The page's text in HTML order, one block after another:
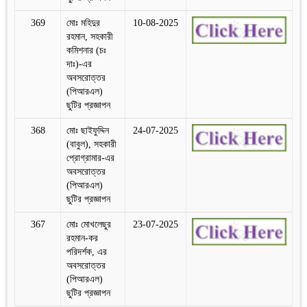
369
মোঃ মহিদুর
রহমান, সহকারী
কমিশনার (চঃ
দাঃ)-এর
অবসরোত্তর
(পিআরএল)
ছুটির প্রজ্ঞাপন
10-08-2025
368
মোঃ ছাইফুদ্দিন
(বাবুল), সহকারী
প্রোগ্রামার-এর
অবসরোত্তর
(পিআরএল)
ছুটির প্রজ্ঞাপন
24-07-2025
367
মোঃ মোখলেছুর
রহমান-কর
পরিদর্শক, এর
অবসরোত্তর
(পিআরএল)
ছুটির প্রজ্ঞাপন
23-07-2025